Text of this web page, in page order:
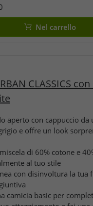
Nel carrello
CLASSICS
aperto con cappuccio da
e offre un look
di 60% cotone e
al tuo stile
con disinvoltura la tua
camicia basic per